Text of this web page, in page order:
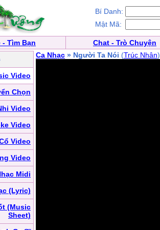
Bí Danh:
Mật Mã:
- Tìm Bạn Chat - Trò Chuyện
Video
Chọn
Video
Video
Video
Video
Midi
(Lyric)
(Music
Sheet)
Ca Nhạc » Người Ta Nói (Trúc Nhân)